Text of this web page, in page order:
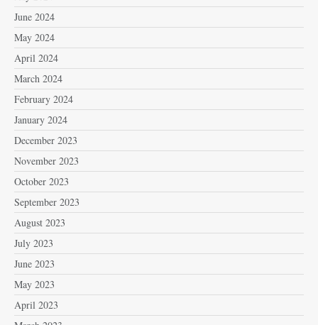
June 2024
May 2024
April 2024
March 2024
February 2024
January 2024
December 2023
November 2023
October 2023
September 2023
August 2023
July 2023
June 2023
May 2023
April 2023